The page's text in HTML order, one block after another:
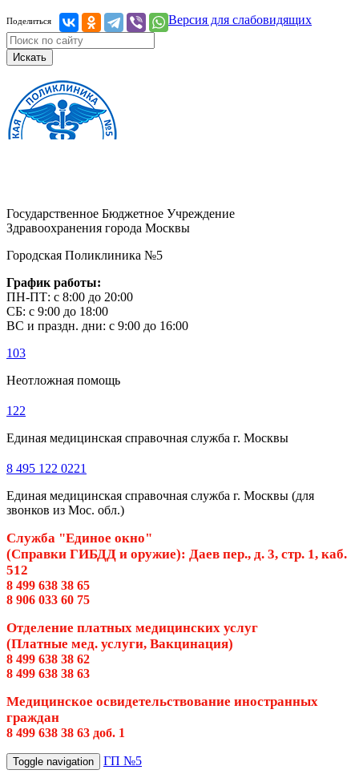
Поделиться Версия для слабовидящих
Искать
Государственное Бюджетное Учреждение
Здравоохранения города Москвы
Городская Поликлиника №5
График работы:
ПН-ПТ: с 8:00 до 20:00
СБ: с 9:00 до 18:00
ВС и праздн. дни: с 9:00 до 16:00
103
Неотложная помощь
122
Единая медицинская справочная служба г. Москвы
8 495 122 0221
Единая медицинская справочная служба г. Москвы (для
звонков из Мос. обл.)
Служба "Единое окно"
(Справки ГИБДД и оружие): Даев пер., д. 3, стр. 1, каб.
512
8 499 638 38 65
8 906 033 60 75
Отделение платных медицинских услуг
(Платные мед. услуги, Вакцинация)
8 499 638 38 62
8 499 638 38 63
Медицинское освидетельствование иностранных
граждан
8 499 638 38 63 доб. 1
Toggle navigation ГП №5